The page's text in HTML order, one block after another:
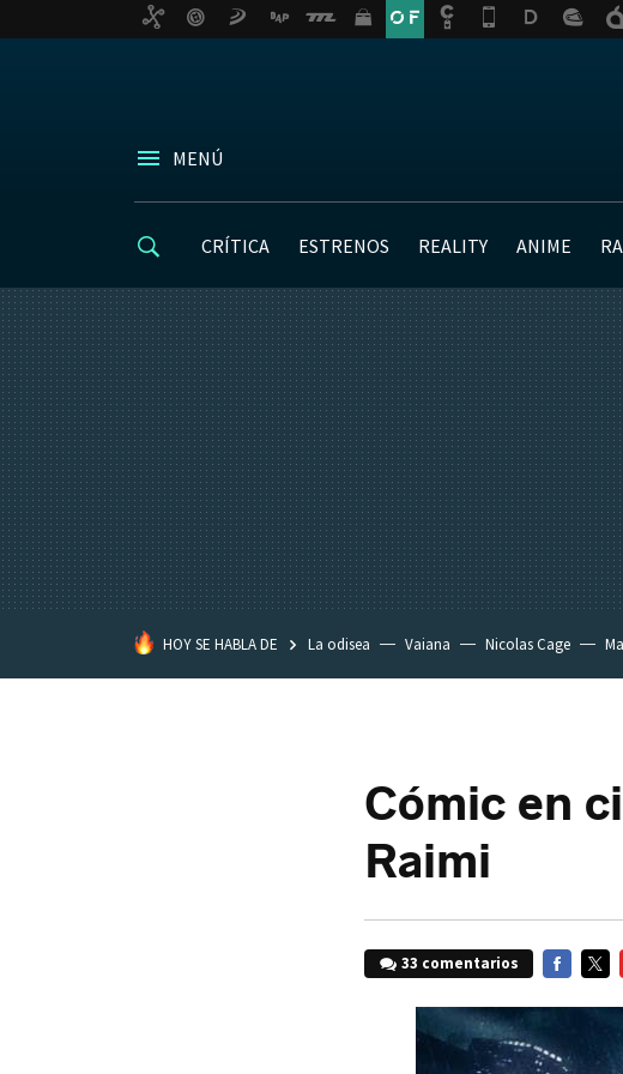
MENÚ
CRÍTICA ESTRENOS REALITY ANIME
HOY SE HABLA DE La odisea Vaiana Nicolas Cage
Cómic en
Raimi
33 comentarios